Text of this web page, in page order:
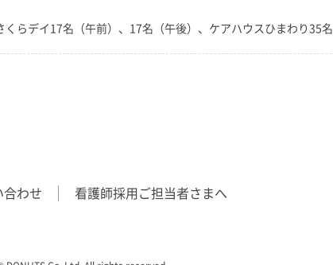
らデイ17名（午前）、17名（午後）、ケアハウスひまわり35名
合わせ 看護師採用ご担当者さまへ